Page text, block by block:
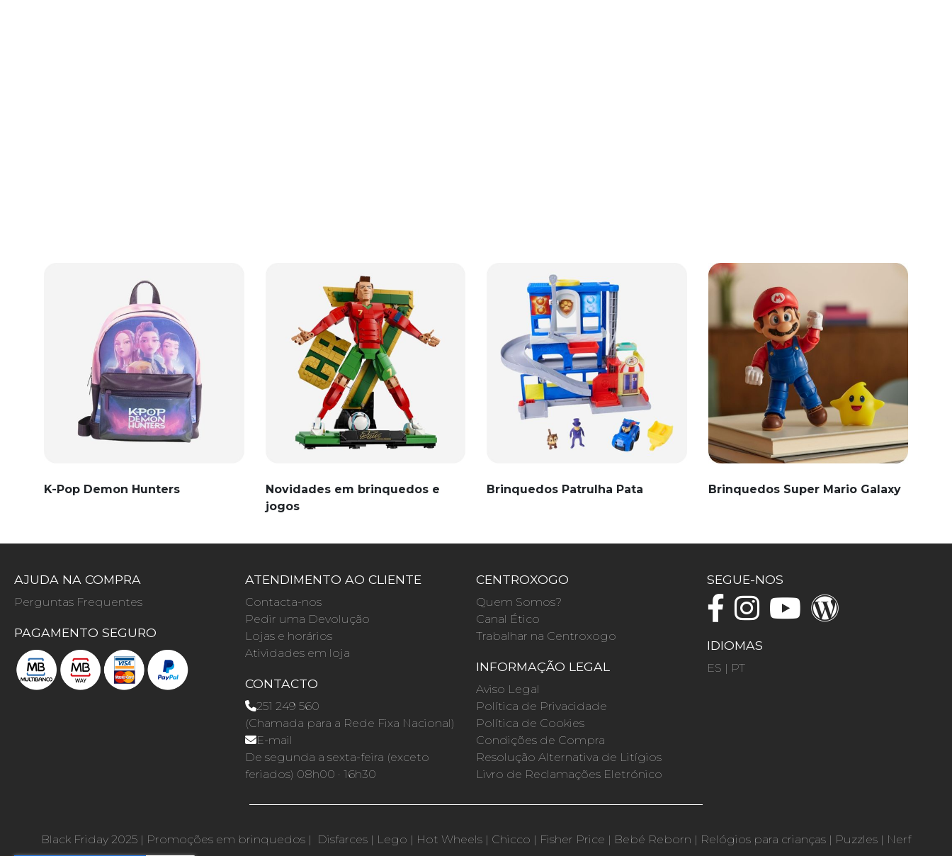
K-Pop Demon Hunters
Novidades em brinquedos e
jogos
Brinquedos Patrulha Pata Brinquedos Super Mario Galaxy
AJUDA NA COMPRA
Perguntas Frequentes
PAGAMENTO SEGURO
ATENDIMENTO AO CLIENTE
Contacta-nos
Pedir uma Devolução
Lojas e horários
Atividades em loja
CONTACTO
251 249 560
(Chamada para a Rede Fixa Nacional)
E-mail
De segunda a sexta-feira (exceto
feriados) 08h00 · 16h30
CENTROXOGO
Quem Somos?
Canal Ético
Trabalhar na Centroxogo
INFORMAÇÃO LEGAL
Aviso Legal
Política de Privacidade
Política de Cookies
Condições de Compra
Resolução Alternativa de Litígios
Livro de Reclamações Eletrónico
SEGUE-NOS
IDIOMAS
ES | PT
Black Friday 2025 | Promoções em brinquedos | Disfarces | Lego | Hot Wheels | Chicco | Fisher Price | Bebé Reborn | Relógios para crianças | Puzzles | Nerf